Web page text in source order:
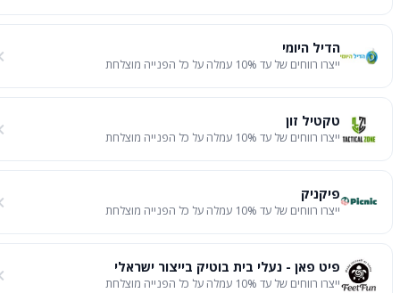
הדיל היומי
ייצרו רווחים של עד 10% עמלה על כל הפנייה מוצלחת
טקטיל זון
ייצרו רווחים של עד 10% עמלה על כל הפנייה מוצלחת
פיקניק
ייצרו רווחים של עד 10% עמלה על כל הפנייה מוצלחת
פיט פאן - נעלי בית בוטיק בייצור ישראלי
ייצרו רווחים של עד 10% עמלה על כל הפנייה מוצלחת